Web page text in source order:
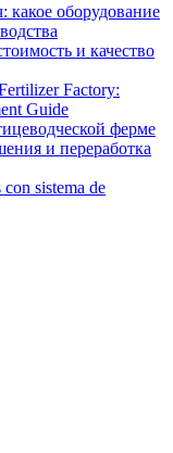
какое оборудование
и качество
Factory:
Guide
ферме
и переработка
sistema de